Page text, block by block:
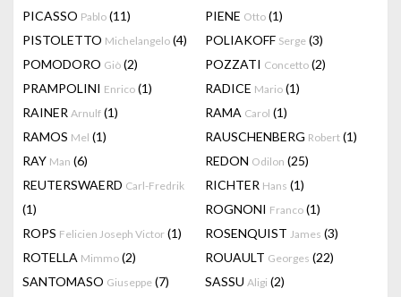
PICASSO Pablo (11) PIENE Otto (1)
PISTOLETTO Michelangelo (4) POLIAKOFF Serge (3)
POMODORO Giò (2) POZZATI Concetto (2)
PRAMPOLINI Enrico (1) RADICE Mario (1)
RAINER Arnulf (1) RAMA Carol (1)
RAMOS Mel (1) RAUSCHENBERG Robert (1)
RAY Man (6) REDON Odilon (25)
REUTERSWAERD Carl-Fredrik
(1)
RICHTER Hans (1)
ROGNONI Franco (1)
ROPS Felicien Joseph Victor (1) ROSENQUIST James (3)
ROTELLA Mimmo (2) ROUAULT Georges (22)
SANTOMASO Giuseppe (7) SASSU Aligi (2)